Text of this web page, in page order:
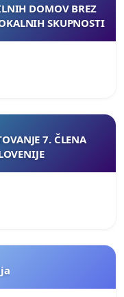
DOMOV BREZ
SKUPNOSTI